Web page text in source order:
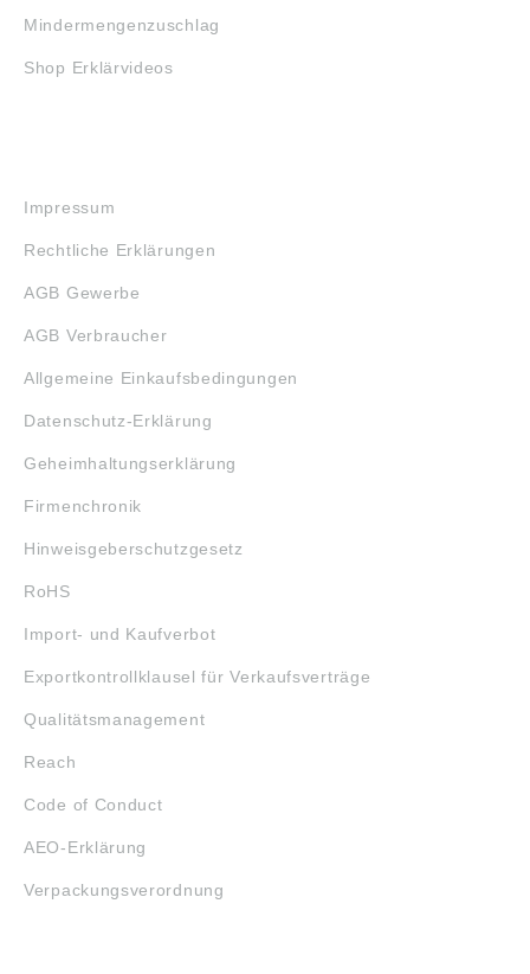
Mindermengenzuschlag
Shop Erklärvideos
Impressum
Rechtliche Erklärungen
AGB Gewerbe
AGB Verbraucher
Allgemeine Einkaufsbedingungen
Datenschutz-Erklärung
Geheimhaltungserklärung
Firmenchronik
Hinweisgeberschutzgesetz
RoHS
Import- und Kaufverbot
Exportkontrollklausel für Verkaufsverträge
Qualitätsmanagement
Reach
Code of Conduct
AEO-Erklärung
Verpackungsverordnung